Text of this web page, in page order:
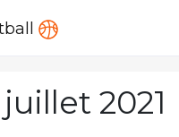
juillet 2021